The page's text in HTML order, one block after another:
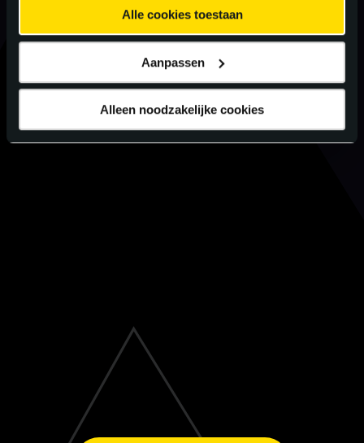
Alle cookies toestaan
Aanpassen
Alleen noodzakelijke cookies